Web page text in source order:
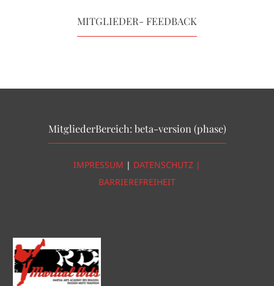
MITGLIEDER- FEEDBACK
MitgliederBereich: beta-version (phase)
IMPRESSUM | DATENSCHUTZ |
BARRIEREFREIHEIT